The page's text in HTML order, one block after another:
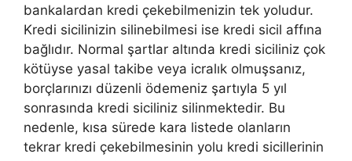
bankalardan kredi çekebilmenizin tek yoludur.
Kredi sicilinizin silinebilmesi ise kredi sicil affına
bağlıdır. Normal şartlar altında kredi siciliniz çok
kötüyse yasal takibe veya icralık olmuşsanız,
borçlarınızı düzenli ödemeniz şartıyla 5 yıl
sonrasında kredi siciliniz silinmektedir. Bu
nedenle, kısa sürede kara listede olanların
tekrar kredi çekebilmesinin yolu kredi sicillerinin